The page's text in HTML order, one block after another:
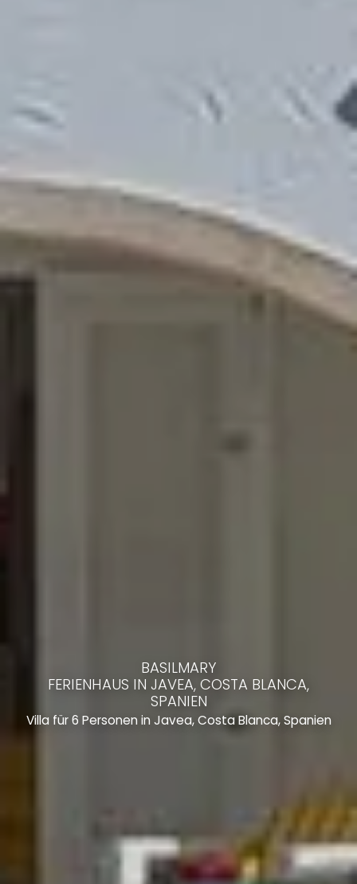
BASILMARY
FERIENHAUS IN JAVEA, COSTA BLANCA,
SPANIEN
Villa für 6 Personen in Javea, Costa Blanca, Spanien